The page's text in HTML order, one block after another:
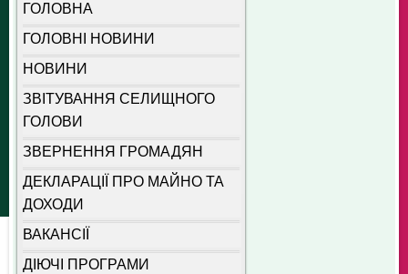
ГОЛОВНА
ГОЛОВНІ НОВИНИ
НОВИНИ
ЗВІТУВАННЯ СЕЛИЩНОГО
ГОЛОВИ
ЗВЕРНЕННЯ ГРОМАДЯН
ДЕКЛАРАЦІЇ ПРО МАЙНО ТА
ДОХОДИ
ВАКАНСІЇ
ДІЮЧІ ПРОГРАМИ